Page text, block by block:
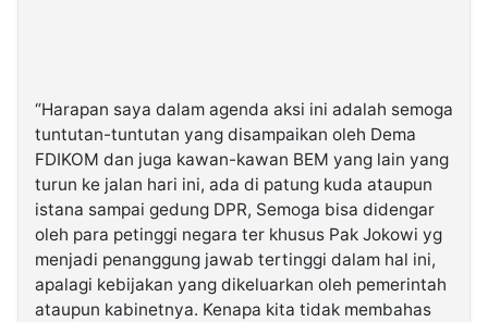
“Harapan saya dalam agenda aksi ini adalah semoga
tuntutan-tuntutan yang disampaikan oleh Dema
FDIKOM dan juga kawan-kawan BEM yang lain yang
turun ke jalan hari ini, ada di patung kuda ataupun
istana sampai gedung DPR, Semoga bisa didengar
oleh para petinggi negara ter khusus Pak Jokowi yg
menjadi penanggung jawab tertinggi dalam hal ini,
apalagi kebijakan yang dikeluarkan oleh pemerintah
ataupun kabinetnya. Kenapa kita tidak membahas